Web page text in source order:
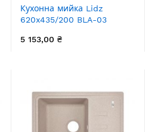
Кухонна мийка Lidz
620x435/200 BLA-03
5 153,00 ₴